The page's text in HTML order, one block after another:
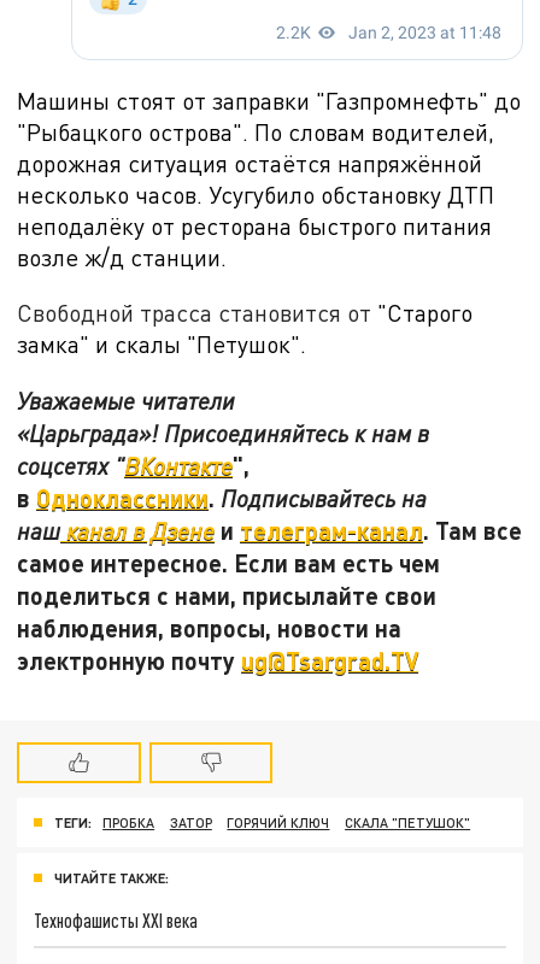
Машины стоят от заправки "Газпромнефть" до
"Рыбацкого острова". По словам водителей,
дорожная ситуация остаётся напряжённой
несколько часов. Усугубило обстановку ДТП
неподалёку от ресторана быстрого питания
возле ж/д станции.
Свободной трасса становится от "Старого
замка" и скалы "Петушок".
Уважаемые читатели
«Царьграда»! Присоединяйтесь к нам в
соцсетях "ВКонтакте",
в Одноклассники. Подписывайтесь на
наш канал в Дзене и телеграм-канал. Там все
самое интересное. Если вам есть чем
поделиться с нами, присылайте свои
наблюдения, вопросы, новости на
электронную почту ug@Tsargrad.TV
ТЕГИ: ПРОБКА ЗАТОР ГОРЯЧИЙ КЛЮЧ СКАЛА "ПЕТУШОК"
ЧИТАЙТЕ ТАКЖЕ:
Технофашисты XXI века